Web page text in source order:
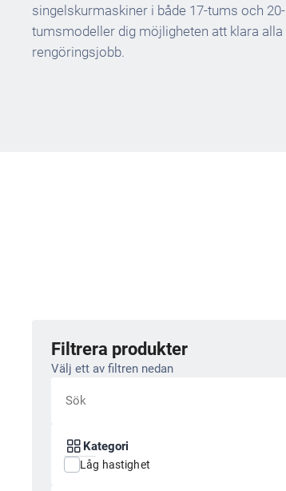
singelskurmaskiner i både 17-tums och 20-
tumsmodeller dig möjligheten att klara alla
rengöringsjobb.
Filtrera produkter
Välj ett av filtren nedan
Kategori
Låg hastighet